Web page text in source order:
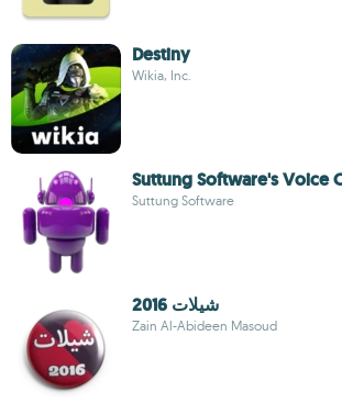
Destiny
Wikia, Inc.
Suttung Software's Voice
Suttung Software
شيلات 2016
Zain Al-Abideen Masoud